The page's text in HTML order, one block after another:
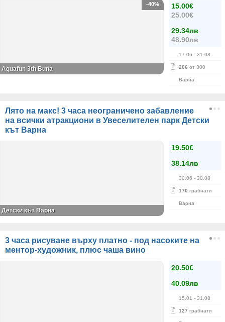
15.00€
25.00€
29.34лв
48.90лв
17.06 - 31.08
206 от 300
Варна
-40%
Aquafun 3th Buna
Лято на макс! 3 часа неограничено забавление
на всички атракциони в Увеселителен парк Детски
кът Варна
19.50€
38.14лв
30.06 - 30.08
170 грабнати
Варна
Детски кът Варна
3 часа рисуване върху платно - под насоките на
ментор-художник, плюс чаша вино
20.50€
40.09лв
15.01 - 31.08
127 грабнати